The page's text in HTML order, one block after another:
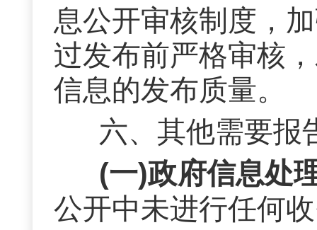
息公开审核制度，
过发布前严格审核
信息的发布质量。
六、其他需要报
(一)政府信息处
公开中未进行任何